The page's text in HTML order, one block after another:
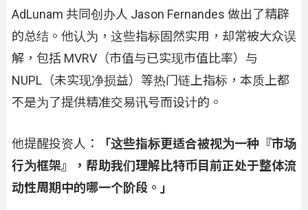
AdLunam 共同创办人 Jason Fernandes 做出了精辟
的总结。他认为，这些指标固然实用，却常被大众误
解，包括 MVRV（市值与已实现市值比率）与
NUPL（未实现净损益）等热门链上指标，本质上都
不是为了提供精准交易讯号而设计的。
他提醒投资人：
「这些指标更适合被视为一种『市场
行为框架』，帮助我们理解比特币目前正处于整体流
动性周期中的哪一个阶段。」